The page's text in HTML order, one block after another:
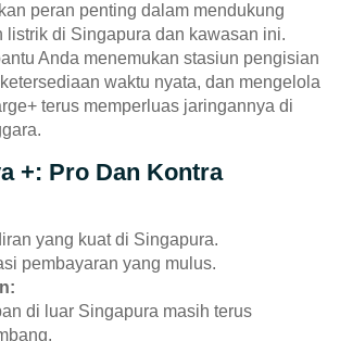
peran penting dalam mendukung
listrik di Singapura dan kawasan ini.
Anda menemukan stasiun pengisian
waktu nyata, dan mengelola
terus memperluas jaringannya di
+: Pro Dan Kontra
yang kuat di Singapura.
pembayaran yang mulus.
di luar Singapura masih terus